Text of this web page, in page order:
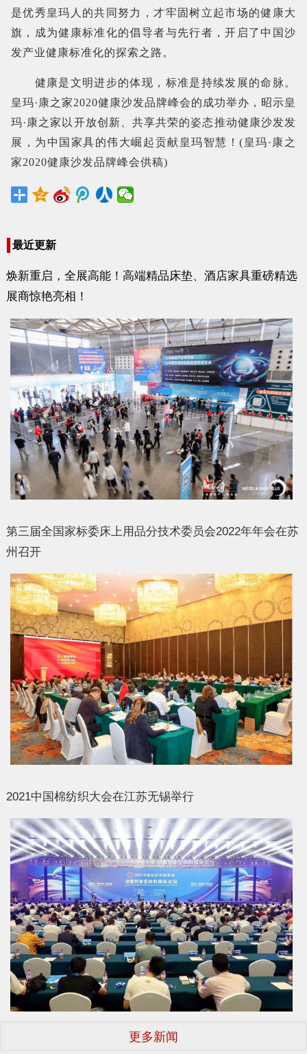
是优秀皇玛人的共同努力，才牢固树立起市场的健康大
旗，成为健康标准化的倡导者与先行者，开启了中国沙
发产业健康标准化的探索之路。
健康是文明进步的体现，标准是持续发展的命脉。
皇玛·康之家2020健康沙发品牌峰会的成功举办，昭示皇
玛·康之家以开放创新、共享共荣的姿态推动健康沙发发
展，为中国家具的伟大崛起贡献皇玛智慧！(皇玛·康之
家2020健康沙发品牌峰会供稿)
最近更新
焕新重启，全展高能！高端精品床垫、酒店家具重磅精选
展商惊艳亮相！
第三届全国家标委床上用品分技术委员会2022年年会在苏
州召开
2021中国棉纺织大会在江苏无锡举行
更多新闻